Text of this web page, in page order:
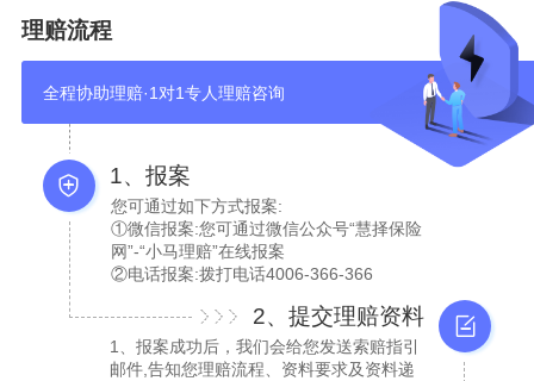
理赔流程
全程协助理赔·1对1专人理赔咨询
1、报案
您可通过如下方式报案:
①微信报案:您可通过微信公众号“慧择保险
网”-“小马理赔”在线报案
②电话报案:拨打电话4006-366-366
2、提交理赔资料
1、报案成功后，我们会给您发送索赔指引
邮件,告知您理赔流程、资料要求及资料递